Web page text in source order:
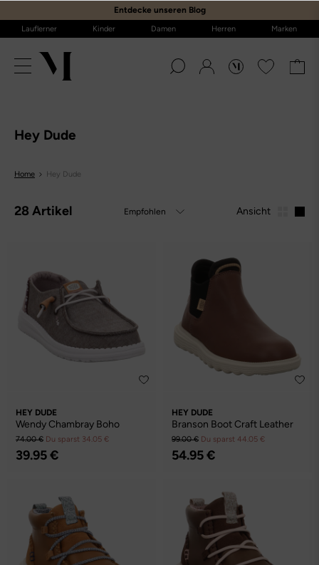
Entdecke unseren Blog
Lauflerner Kinder Damen Herren Marken
Hey Dude
Home Hey Dude
28 Artikel Ansicht
HEY DUDE
Wendy Chambray Boho
74.00 € Du sparst 34.05 €
39.95 €
HEY DUDE
Branson Boot Craft Leather
99.00 € Du sparst 44.05 €
54.95 €